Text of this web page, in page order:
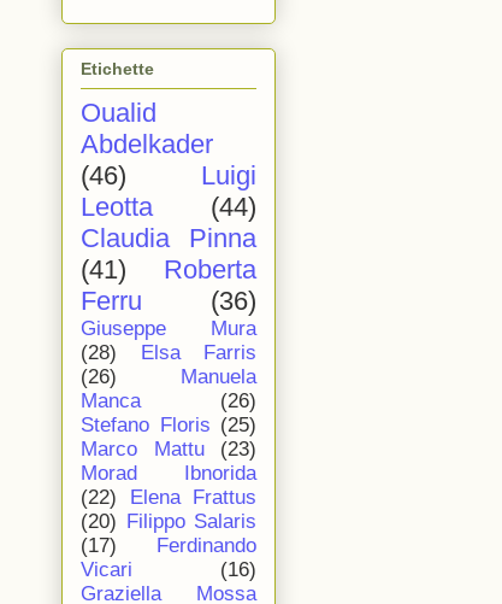
Etichette
Oualid
Abdelkader
(46)
Luigi
Leotta
(44)
Claudia Pinna
(41)
Roberta
Ferru
(36)
Giuseppe Mura
(28)
Elsa Farris
(26)
Manuela
Manca
(26)
Stefano Floris (25)
Marco Mattu
(23)
Morad Ibnorida
(22)
Elena Frattus
(20)
Filippo Salaris
(17)
Ferdinando
Vicari
(16)
Graziella Mossa